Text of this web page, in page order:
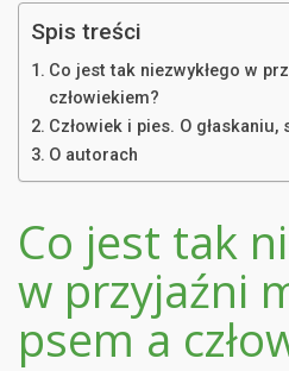
Spis treści
Co jest tak niezwykłego w
człowiekiem?
Człowiek i pies. O
O autorach
Co jest tak
w przyjaźni
psem a